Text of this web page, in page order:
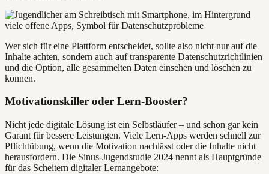
Wer sich für eine Plattform entscheidet, sollte also nicht nur auf die
Inhalte achten, sondern auch auf transparente Datenschutzrichtlinien
und die Option, alle gesammelten Daten einsehen und löschen zu
können.
Motivationskiller oder Lern-Booster?
Nicht jede digitale Lösung ist ein Selbstläufer – und schon gar kein
Garant für bessere Leistungen. Viele Lern-Apps werden schnell zur
Pflichtübung, wenn die Motivation nachlässt oder die Inhalte nicht
herausfordern. Die Sinus-Jugendstudie 2024 nennt als Hauptgründe
für das Scheitern digitaler Lernangebote: